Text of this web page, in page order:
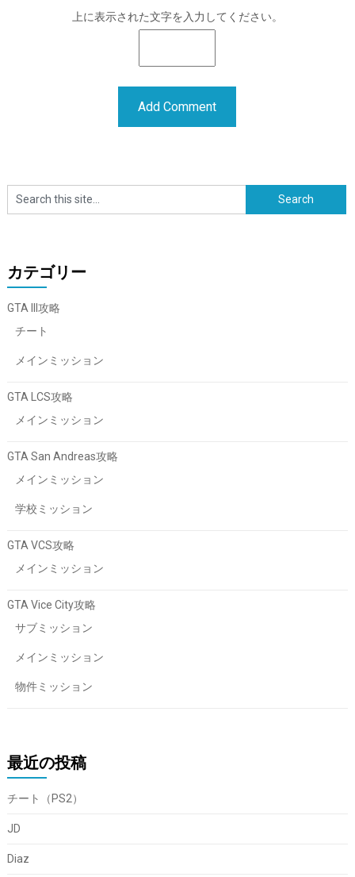
上に表示された文字を入力してください。
カテゴリー
GTA III攻略
チート
メインミッション
GTA LCS攻略
メインミッション
GTA San Andreas攻略
メインミッション
学校ミッション
GTA VCS攻略
メインミッション
GTA Vice City攻略
サブミッション
メインミッション
物件ミッション
最近の投稿
チート（PS2）
JD
Diaz